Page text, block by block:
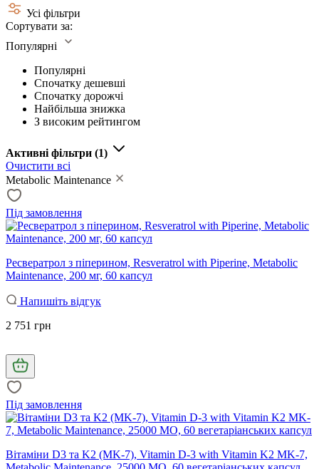
Усі фільтри
Сортувати за:
Популярні
Популярні
Спочатку дешевші
Спочатку дорожчі
Найбільша знижка
З високим рейтингом
Активні фільтри (1)
Очистити всі
Metabolic Maintenance
Під замовлення
Ресвератрол з піперином, Resveratrol with Piperine, Metabolic
Maintenance, 200 мг, 60 капсул
Напишіть відгук
2 751 грн
Під замовлення
Вітаміни D3 та K2 (MK-7), Vitamin D-3 with Vitamin K2 MK-7,